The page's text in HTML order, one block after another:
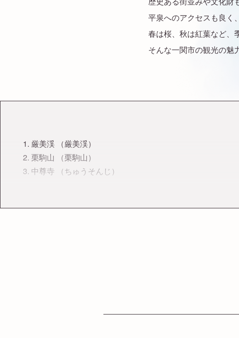
平泉へのアクセスも良く
春は桜、秋は紅葉など、
そんな一関市の観光の魅
1. 厳美渓 （厳美渓）
2. 栗駒山 （栗駒山）
3. 中尊寺 （ちゅうそんじ）